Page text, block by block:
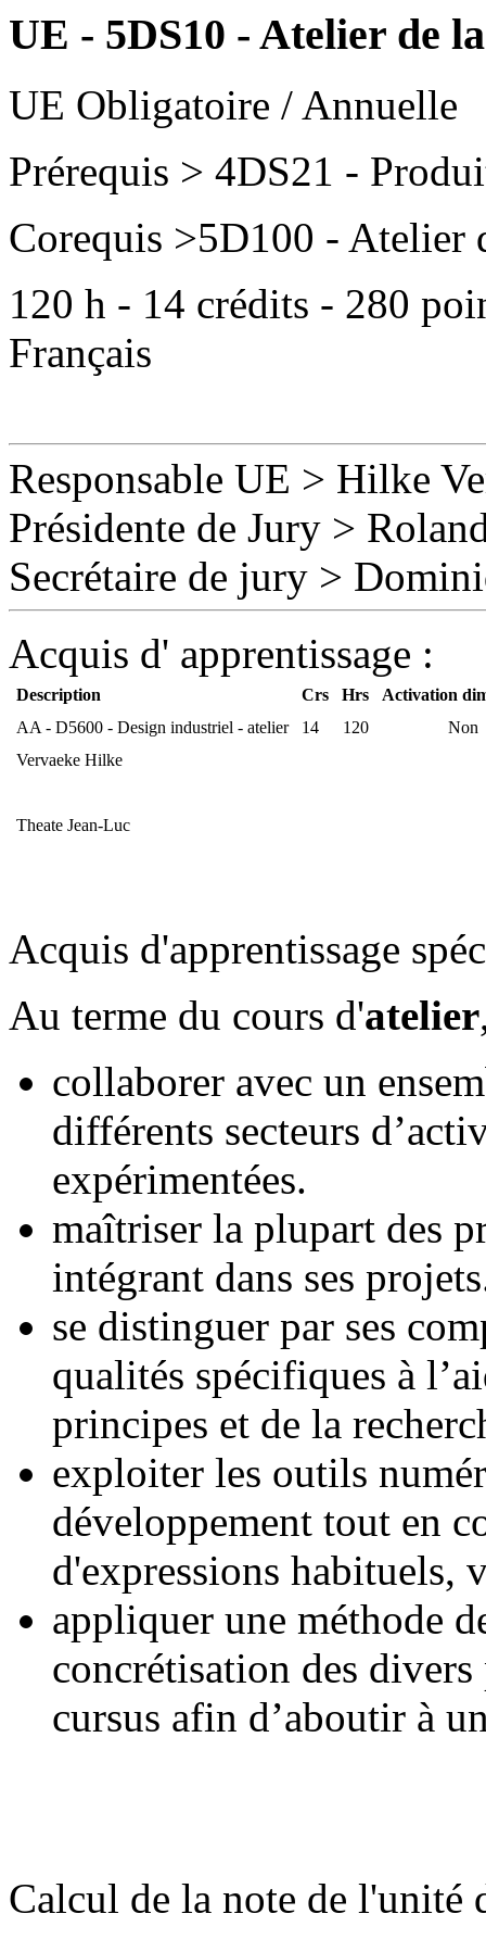
UE - 5DS10 - Atelier de
UE Obligatoire / Annuelle
Prérequis > 4DS21 -
Corequis >5D100 - Atelier
120 h - 14 crédits - 280
Français
Responsable UE > Hilke
Présidente de Jury >
Secrétaire de jury >
Acquis d' apprentissage :
Description Crs Hrs
Activation
AA - D5600 - Design industriel - atelier
14 120
Non
Vervaeke Hilke
Theate Jean-Luc
Acquis d'apprentissage
Au terme du cours d'atelier
collaborer avec un
différents secteurs
expérimentées.
maîtriser la plupart des
intégrant dans ses
se distinguer par ses
qualités spécifiques à
principes et de la
exploiter les outils
développement tout en
d'expressions habituels,
appliquer une méthode
concrétisation des
cursus afin d’aboutir à
Calcul de la note de l'unité